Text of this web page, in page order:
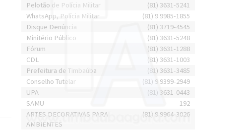
Pelotão de Polícia Militar
(81) 3631-5241
WhatsApp, Polícia Militar
(81) 9 9985-1855
Disque Denúncia
(81) 3719-4545
Minitério Público
(81) 3631-5248
Fórum
(81) 3631-1288
CDL
(81) 3631-1003
Prefeitura de Timbaúba
(81) 3631-3485
Conselho Tutelar
(81) 9 9399-2949
UPA
(81) 3631-0443
SAMU
192
ARTES DECORATIVAS PARA
AMBIENTES
(81) 9 9964-3026